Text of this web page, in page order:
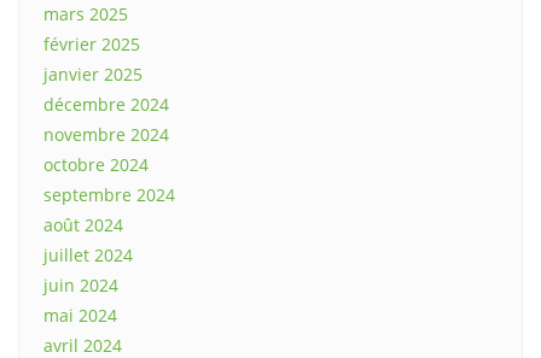
mars 2025
février 2025
janvier 2025
décembre 2024
novembre 2024
octobre 2024
septembre 2024
août 2024
juillet 2024
juin 2024
mai 2024
avril 2024